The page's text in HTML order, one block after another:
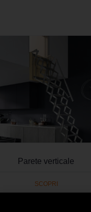
Parete verticale
SCOPRI